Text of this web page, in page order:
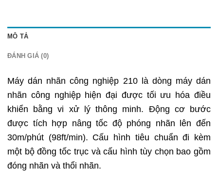
MÔ TẢ
ĐÁNH GIÁ (0)
Máy dán nhãn công nghiệp 210 là dòng máy dán
nhãn công nghiệp hiện đại được tối ưu hóa điều
khiển bằng vi xử lý thông minh. Động cơ bước
được tích hợp nâng tốc độ phóng nhãn lên đến
30m/phút (98ft/min). Cấu hình tiêu chuẩn đi kèm
một bộ đồng tốc trục và cấu hình tùy chọn bao gồm
đóng nhãn và thổi nhãn.